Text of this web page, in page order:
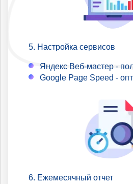
Настройка сервисов
Яндекс Веб-мастер -
Google Page Speed -
Ежемесячный отчет